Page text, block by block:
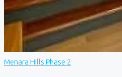
Menara Hills Phase 2